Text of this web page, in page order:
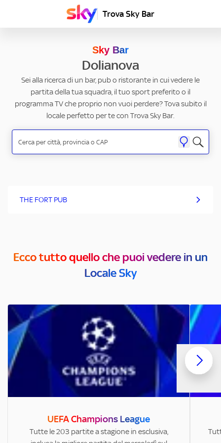
Trova Sky Bar
Sky Bar
Dolianova
Sei alla ricerca di un bar, pub o ristorante in cui vedere le
partita della tua squadra, il tuo sport preferito o il
programma TV che proprio non vuoi perdere? Tova subito il
locale perfetto per te con Trova Sky Bar.
THE FORT PUB
Ecco tutto quello che puoi vedere in un
Locale Sky
UEFA Champions League
Tutte le 203 partite a stagione in esclusiva,